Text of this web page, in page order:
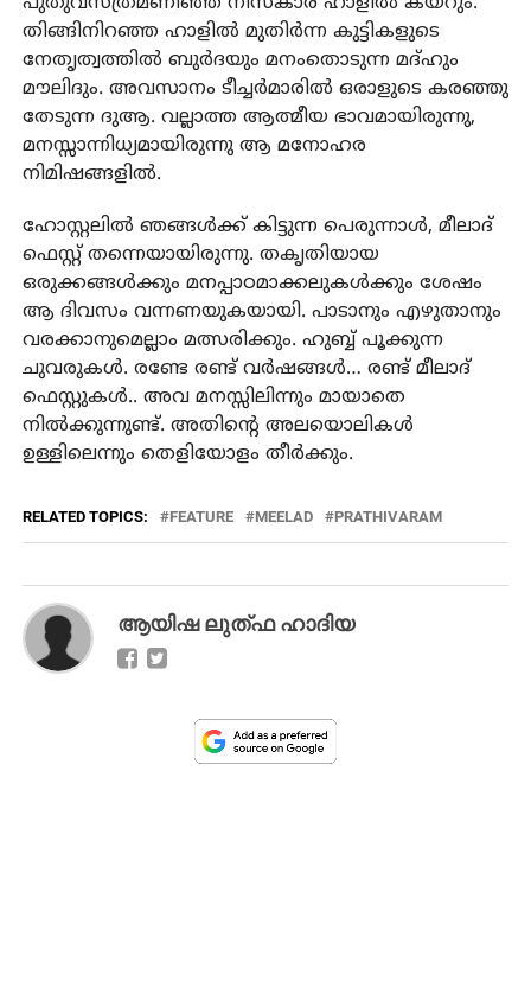
തിങ്ങിനിറഞ്ഞ ഹാളിൽ മുതിർന്ന കുട്ടികളുടെ
നേതൃത്വത്തിൽ ബുർദയും മനംതൊടുന്ന മദ്ഹും
മൗലിദും. അവസാനം ടീച്ചർമാരിൽ ഒരാളുടെ കരഞ്ഞു
തേടുന്ന ദുആ. വല്ലാത്ത ആത്മീയ ഭാവമായിരുന്നു,
മനസ്സാന്നിധ്യമായിരുന്നു ആ മനോഹര
നിമിഷങ്ങളിൽ.
ഹോസ്റ്റലിൽ ഞങ്ങൾക്ക് കിട്ടുന്ന പെരുന്നാൾ, മീലാദ്
ഫെസ്റ്റ് തന്നെയായിരുന്നു. തകൃതിയായ
ഒരുക്കങ്ങൾക്കും മനപ്പാഠമാക്കലുകൾക്കും ശേഷം
ആ ദിവസം വന്നണയുകയായി. പാടാനും എഴുതാനും
വരക്കാനുമെല്ലാം മത്സരിക്കും. ഹുബ്ബ്‌ പൂക്കുന്ന
ചുവരുകൾ. രണ്ടേ രണ്ട് വർഷങ്ങൾ… രണ്ട് മീലാദ്
ഫെസ്റ്റുകൾ.. അവ മനസ്സിലിന്നും മായാതെ
നിൽക്കുന്നുണ്ട്. അതിന്റെ അലയൊലികൾ
ഉള്ളിലെന്നും തെളിയോളം തീർക്കും.
RELATED TOPICS: FEATURE MEELAD PRATHIVARAM
ആയിഷ ലുത്ഫ ഹാദിയ